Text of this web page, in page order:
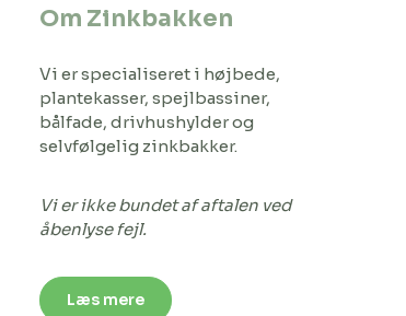
Om Zinkbakken
Vi er specialiseret i højbede,
plantekasser, spejlbassiner,
bålfade, drivhushylder og
selvfølgelig zinkbakker.
Vi er ikke bundet af aftalen ved
åbenlyse fejl.
Læs mere